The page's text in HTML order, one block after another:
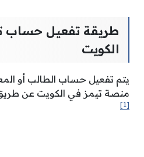
طريقة تفعيل حساب
الكويت
يتم تفعيل حساب الطالب أو
منصة تيمز في الكويت عن طريق
[1]